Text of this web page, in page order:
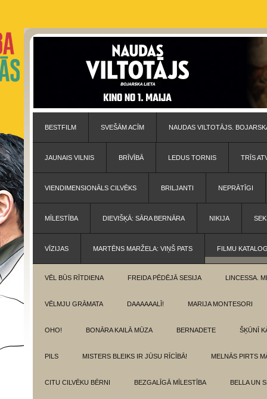
BESTFILM SVEŠĀM ACĪM NAUDAS VILTOTĀJS.
JAUNAIS VILNIS BRĪVĪBĀ LEDUS TORNIS TRĪS
VIENDIMENSIONĀLS CILVĒKS BRILJANTI NEPRĀTĪGI
MĪLESTĪBA DIEVIŠĶĀ: SĀRA BERNĀRA NIKIJA
VĪZIJAS MARTĒNS MARŽELA: VIŅŠ PATS FILMU
VĒL BŪS RĪTDIENA FREIDA PĒDĒJĀ SESIJA LINCESSA.
VĒLMJU GRĀMATA DAAAAAALĪ! MARIJA MONTESORI
OHO! BONĀRA KAILĀ MŪZA BERNADETE ŠĶŪNĪ
PILS MISTERS BLEIKS IR JŪSU RĪCĪBĀ! MELNĀS PIRTS
CITU CILVĒKU BĒRNI BEZGALĪGĀ MĪLESTĪBA BELLA UN